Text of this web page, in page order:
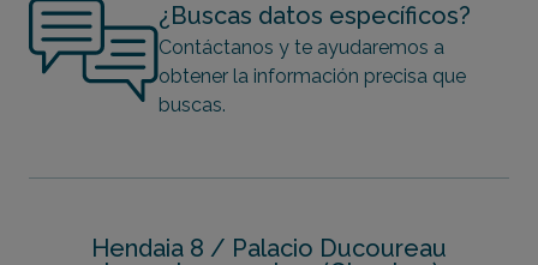
¿Buscas datos específicos?
Contáctanos y te ayudaremos a
obtener la información precisa que
buscas.
Hendaia 8 / Palacio Ducoureau